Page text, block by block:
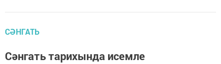
СӘНГАТЬ
Сәнгать тарихында исемле